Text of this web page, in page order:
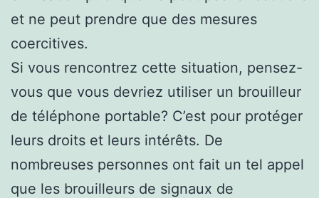
et ne peut prendre que des mesures
coercitives.
Si vous rencontrez cette situation, pensez-
vous que vous devriez utiliser un brouilleur
de téléphone portable? C’est pour protéger
leurs droits et leurs intérêts. De
nombreuses personnes ont fait un tel appel
que les brouilleurs de signaux de